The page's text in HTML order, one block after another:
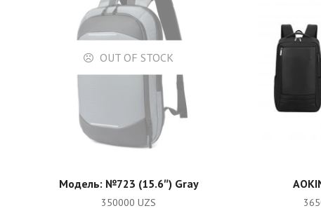
OUT OF STOCK
READ MORE
Модель: №723 (15.6″) Gray
350000 UZS